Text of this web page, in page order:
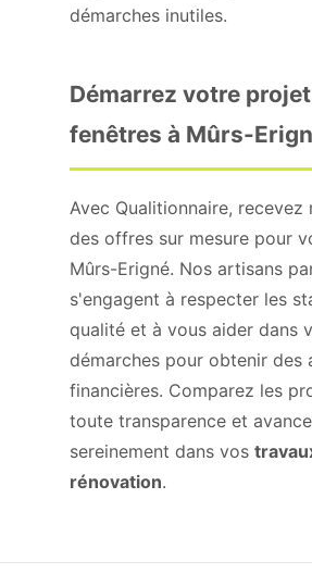
démarches inutiles.
Démarrez votre
fenêtres à Mûrs-
Avec Qualitionnaire, recevez
des offres sur mesure pour
Mûrs-Erigné. Nos artisans
s'engagent à respecter les
qualité et à vous aider dans
démarches pour obtenir des
financières. Comparez les
toute transparence et
sereinement dans vos
rénovation.